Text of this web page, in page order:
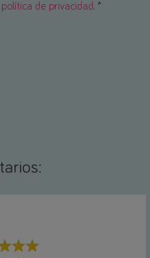
política de privacidad. *